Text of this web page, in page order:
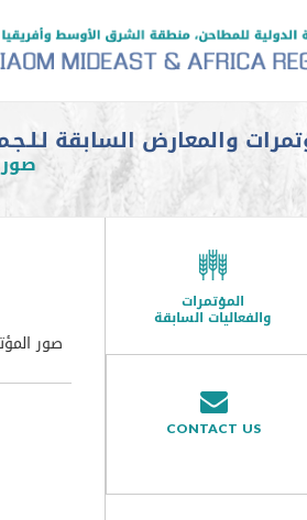
والمعارض السابقة
المؤتمرات
والفعاليات السابقة
CONTACT US